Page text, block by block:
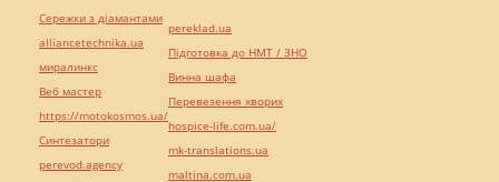
Сережки з діамантами
alliancetechnika.ua
миралинкс
Веб мастер
https://motokosmos.ua/
Синтезатори
perevod.agency
pereklad.ua
Підготовка до НМТ / ЗНО
Винна шафа
Перевезення хворих
hospice-life.com.ua/
mk-translations.ua
maltina.com.ua